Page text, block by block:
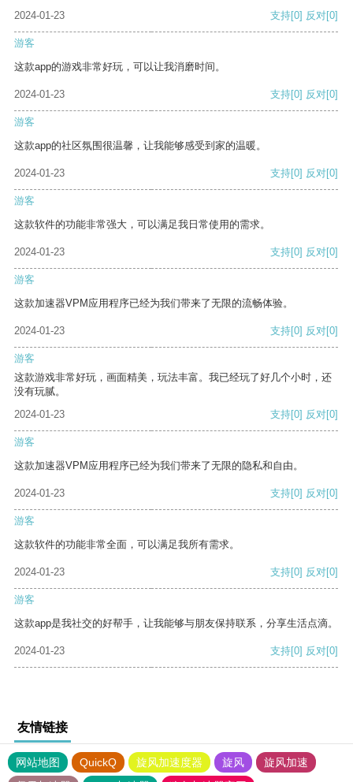
2024-01-23 支持[0] 反对[0]
游客
这款app的游戏非常好玩，可以让我消磨时间。
2024-01-23 支持[0] 反对[0]
游客
这款app的社区氛围很温馨，让我能够感受到家的温暖。
2024-01-23 支持[0] 反对[0]
游客
这款软件的功能非常强大，可以满足我日常使用的需求。
2024-01-23 支持[0] 反对[0]
游客
这款加速器VPM应用程序已经为我们带来了无限的流畅体验。
2024-01-23 支持[0] 反对[0]
游客
这款游戏非常好玩，画面精美，玩法丰富。我已经玩了好几个小时，还
没有玩腻。
2024-01-23
支持[0] 反对[0]
游客
这款加速器VPM应用程序已经为我们带来了无限的隐私和自由。
2024-01-23 支持[0] 反对[0]
游客
这款软件的功能非常全面，可以满足我所有需求。
2024-01-23 支持[0] 反对[0]
游客
这款app是我社交的好帮手，让我能够与朋友保持联系，分享生活点滴。
2024-01-23 支持[0] 反对[0]
友情链接
网站地图 QuickQ 旋风加速度器 旋风
旋风加速